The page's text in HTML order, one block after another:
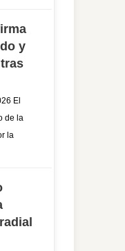
y
El
de la
la